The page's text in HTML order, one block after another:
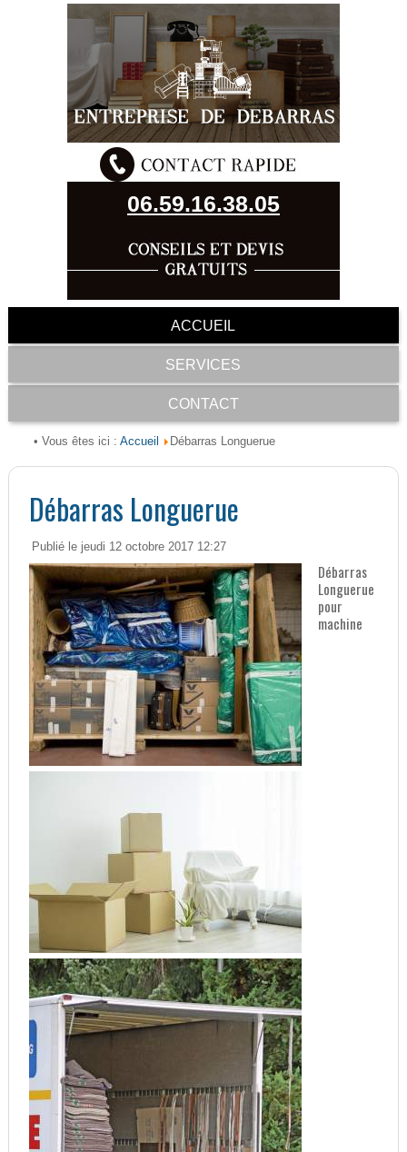
06.59.16.38.05
ACCUEIL
SERVICES
CONTACT
• Vous êtes ici : Accueil Débarras Longuerue
Débarras Longuerue
Publié le jeudi 12 octobre 2017 12:27
Débarras
Longuerue
pour
machine